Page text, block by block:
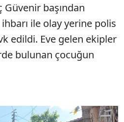
Güvenir başından
ile olay yerine polis
edildi. Eve gelen ekipler
bulunan çocuğun